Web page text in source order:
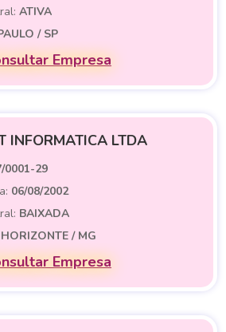
ATIVA
/ SP
Empresa
INFORMATICA LTDA
0001-29
06/08/2002
BAIXADA
/ MG
Empresa